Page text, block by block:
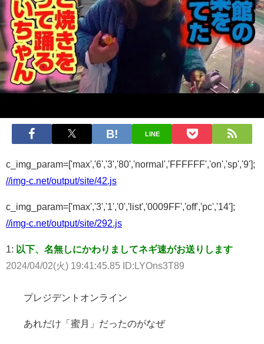
LINE
c_img_param=['max','6','3','80','normal','FFFFFF','on','sp','9'];
//img-c.net/output/site/42.js
c_img_param=['max','3','1','0','list','0009FF','off','pc','14'];
//img-c.net/output/site/292.js
1: 以下、名無しにかわりましてネギ速がお送りします
2024/04/02(火) 19:41:45.85 ID:LYOns3T89
プレジデントオンライン
あれだけ「蜜月」だったのがなぜ